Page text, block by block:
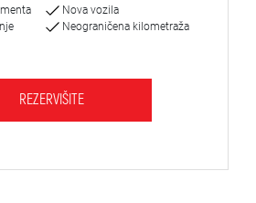
Nova vozila
Neograničena kilometraža
REZERVIŠITE